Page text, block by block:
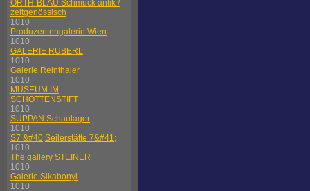
ORTH-BLAU Schmuck antik /
zeitgenössisch
1010
Produzentengalerie Wien
1010
GALERIE RUBERL
1010
Galerie Reinthaler
1010
MUSEUM IM
SCHOTTENSTIFT
1010
SUPPAN Schaulager
1010
S7 &#40;Seilerstätte 7&#41;
1010
The gallery STEINER
1010
Galerie Sikabonyi
1010